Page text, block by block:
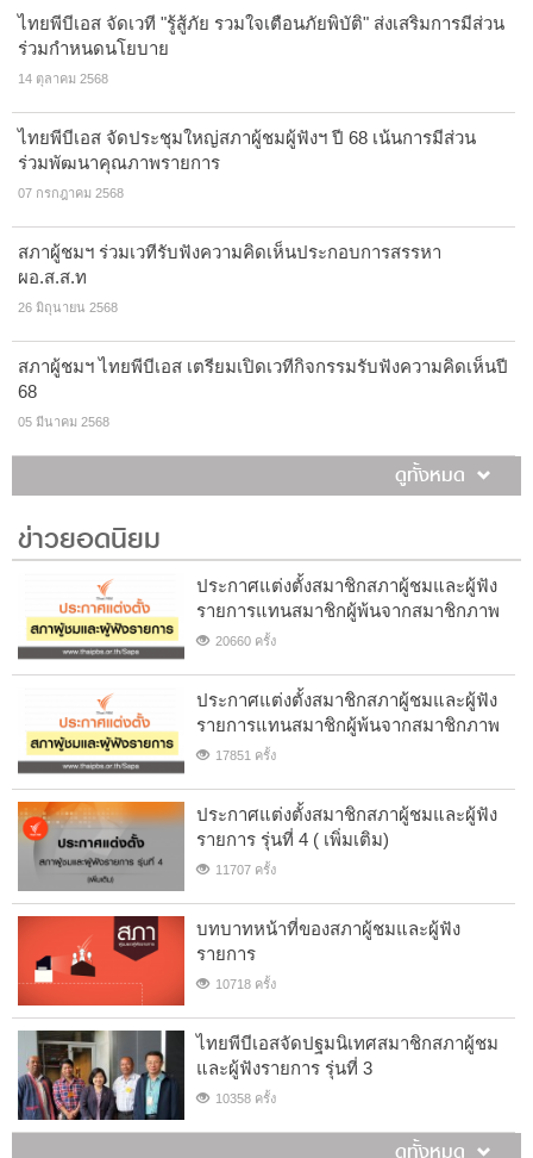
ไทยพีบีเอส จัดเวที "รู้สู้ภัย รวมใจเตือนภัยพิบัติ" ส่งเสริมการมีส่วน
ร่วมกำหนดนโยบาย
14 ตุลาคม 2568
ไทยพีบีเอส จัดประชุมใหญ่สภาผู้ชมผู้ฟังฯ ปี 68 เน้นการมีส่วน
ร่วมพัฒนาคุณภาพรายการ
07 กรกฎาคม 2568
สภาผู้ชมฯ ร่วมเวทีรับฟังความคิดเห็นประกอบการสรรหา
ผอ.ส.ส.ท
26 มิถุนายน 2568
สภาผู้ชมฯ ไทยพีบีเอส เตรียมเปิดเวทีกิจกรรมรับฟังความคิดเห็นปี
68
05 มีนาคม 2568
ดูทั้งหมด
ข่าวยอดนิยม
ประกาศแต่งตั้งสมาชิกสภาผู้ชมและผู้ฟัง
รายการแทนสมาชิกผู้พ้นจากสมาชิกภาพ
20660 ครั้ง
ประกาศแต่งตั้งสมาชิกสภาผู้ชมและผู้ฟัง
รายการแทนสมาชิกผู้พ้นจากสมาชิกภาพ
17851 ครั้ง
ประกาศแต่งตั้งสมาชิกสภาผู้ชมและผู้ฟัง
รายการ รุ่นที่ 4 ( เพิ่มเติม)
11707 ครั้ง
บทบาทหน้าที่ของสภาผู้ชมและผู้ฟัง
รายการ
10718 ครั้ง
ไทยพีบีเอสจัดปฐมนิเทศสมาชิกสภาผู้ชม
และผู้ฟังรายการ รุ่นที่ 3
10358 ครั้ง